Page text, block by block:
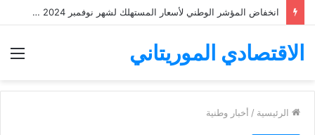
انخفاض المؤشر الوطني لأسعار المستهلك لشهر نوفمبر 2024 ب 1%
الاقتصادي الموريتاني
الرئيسية / أخبار وطنية